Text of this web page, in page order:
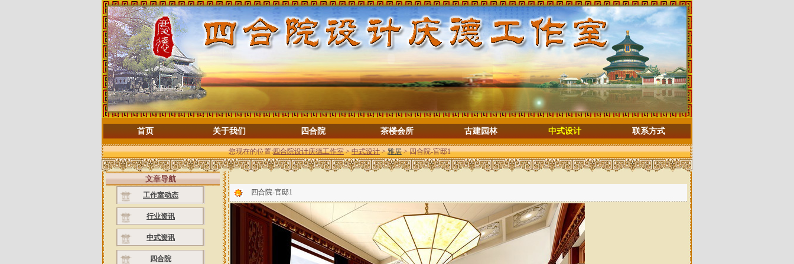
首页 关于我们 四合院 茶楼会所 古建园林 中式设计 联系方式
您现在的位置:四合院设计庆德工作室>中式设计>雅居> 四合院-官邸1
文章导航
工作室动态
行业资讯
中式资讯
四合院
四合院-官邸1